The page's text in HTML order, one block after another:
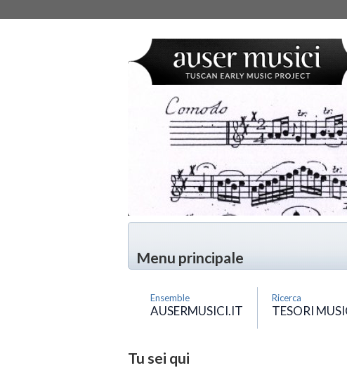
Menu principale
Ensemble
AUSERMUSICI.IT
Ricerca
TESORI
Tu sei qui